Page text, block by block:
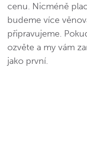
cenu. Nicméně
budeme více
připravujeme.
ozvěte a my vám
jako první.